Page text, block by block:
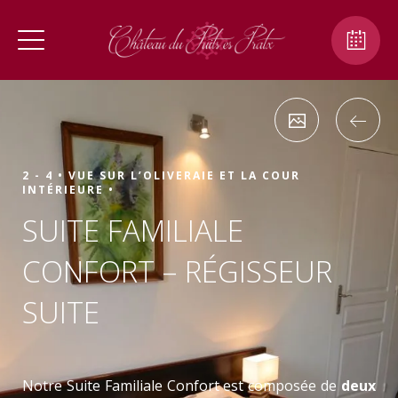
2 - 4 • VUE SUR L’OLIVERAIE ET LA COUR
INTÉRIEURE •
SUITE FAMILIALE
CONFORT – RÉGISSEUR
SUITE
Notre Suite Familiale Confort est composée dedeux